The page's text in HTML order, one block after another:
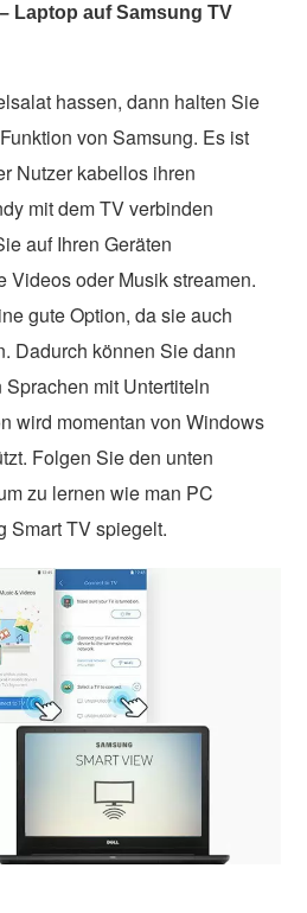
Laptop auf Samsung TV
hassen, dann halten Sie
von Samsung. Es ist
Nutzer kabellos ihren
mit dem TV verbinden
auf Ihren Geräten
Videos oder Musik streamen.
gute Option, da sie auch
Dadurch können Sie dann
mit Untertiteln
wird momentan von Windows
Folgen Sie den unten
zu lernen wie man PC
Smart TV spiegelt.